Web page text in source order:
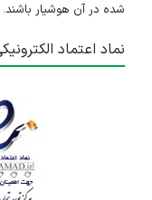
استخدام
شده در آن هوشیار باشند.
نماد اعتماد